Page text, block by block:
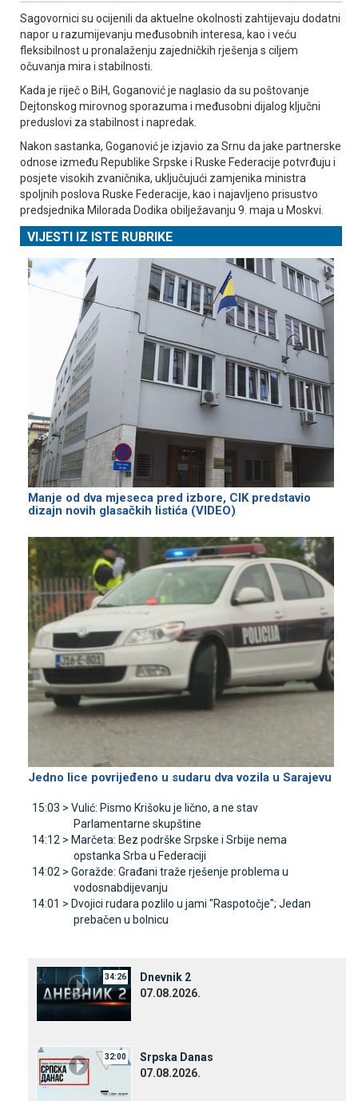
Sagovornici su ocijenili da aktuelne okolnosti zahtijevaju dodatni
napor u razumijevanju međusobnih interesa, kao i veću
fleksibilnost u pronalaženju zajedničkih rješenja s ciljem
očuvanja mira i stabilnosti.
Kada je riječ o BiH, Goganović je naglasio da su poštovanje
Dejtonskog mirovnog sporazuma i međusobni dijalog ključni
preduslovi za stabilnost i napredak.
Nakon sastanka, Goganović je izjavio za Srnu da jake partnerske
odnose između Republike Srpske i Ruske Federacije potvrđuju i
posjete visokih zvaničnika, uključujući zamjenika ministra
spoljnih poslova Ruske Federacije, kao i najavljeno prisustvo
predsjednika Milorada Dodika obilježavanju 9. maja u Moskvi.
VIJESTI IZ ISTE RUBRIKE
Manje od dva mjeseca pred izbore, CIK predstavio
dizajn novih glasačkih listića (VIDEO)
Јedno lice povrijeđeno u sudaru dva vozila u Sarajevu
15:03 > Vulić: Pismo Krišoku je lično, a ne stav
Parlamentarne skupštine
14:12 > Marčeta: Bez podrške Srpske i Srbije nema
opstanka Srba u Federaciji
14:02 > Goražde: Građani traže rješenje problema u
vodosnabdijevanju
14:01 > Dvojici rudara pozlilo u jami "Raspotočje"; Јedan
prebačen u bolnicu
34:26
Dnevnik 2
07.08.2026.
32:00
Srpska Danas
07.08.2026.